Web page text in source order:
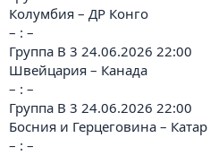
Колумбия – ДР Конго
– : –
Группа B 3 24.06.2026 22:00
Швейцария – Канада
– : –
Группа B 3 24.06.2026 22:00
Босния и Герцеговина – Катар
– : –